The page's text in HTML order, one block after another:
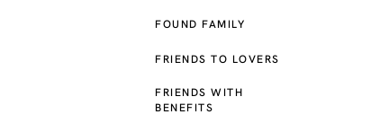
FOUND FAMILY
FRIENDS TO LOVERS
FRIENDS WITH
BENEFITS